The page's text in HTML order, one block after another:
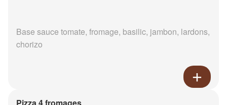
Base sauce tomate, fromage, basilic, jambon, lardons,
chorizo